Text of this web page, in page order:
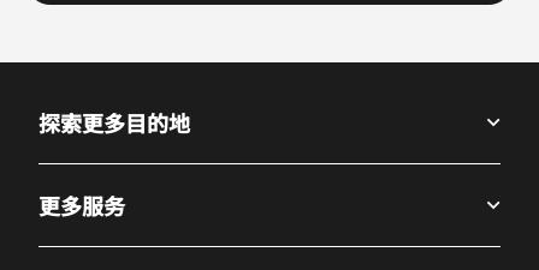
探索更多目的地
更多服务